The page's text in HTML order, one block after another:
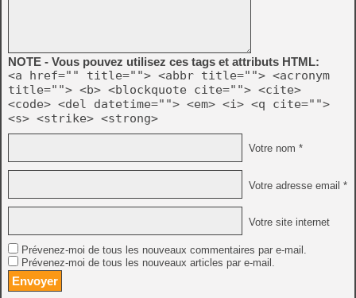
NOTE - Vous pouvez utilisez ces tags et attributs HTML:
<a href="" title=""> <abbr title=""> <acronym
title=""> <b> <blockquote cite=""> <cite>
<code> <del datetime=""> <em> <i> <q cite="">
<s> <strike> <strong>
Votre nom *
Votre adresse email *
Votre site internet
Prévenez-moi de tous les nouveaux commentaires par e-mail.
Prévenez-moi de tous les nouveaux articles par e-mail.